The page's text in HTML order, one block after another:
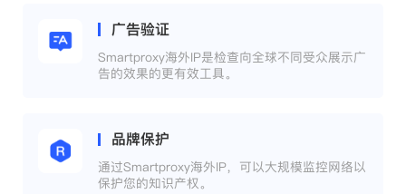
广告验证
Smartproxy海外IP是检查向全球不同受众展示广
告的效果的更有效工具。
品牌保护
通过Smartproxy海外IP，可以大规模监控网络以
保护您的知识产权。